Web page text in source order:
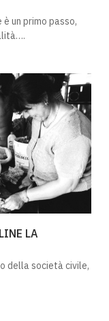
un primo passo,
LA
della società civile,